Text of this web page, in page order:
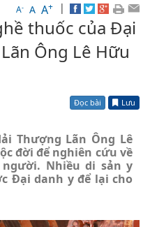
A- A A+ |
thuốc của Đại
Ông Lê Hữu
Đọc bài Lưu
Thượng Lãn Ông Lê
đời để nghiên cứu về
Nhiều di sản y
Đại danh y để lại cho